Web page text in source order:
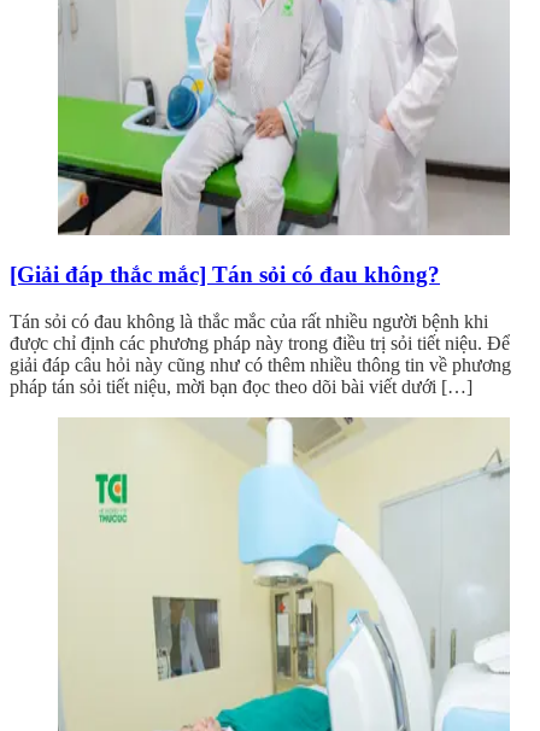
[Giải đáp thắc mắc] Tán sỏi có đau không?
Tán sỏi có đau không là thắc mắc của rất nhiều người bệnh khi
được chỉ định các phương pháp này trong điều trị sỏi tiết niệu. Để
giải đáp câu hỏi này cũng như có thêm nhiều thông tin về phương
pháp tán sỏi tiết niệu, mời bạn đọc theo dõi bài viết dưới […]